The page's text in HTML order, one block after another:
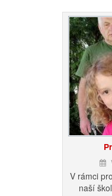
V rámci
naší